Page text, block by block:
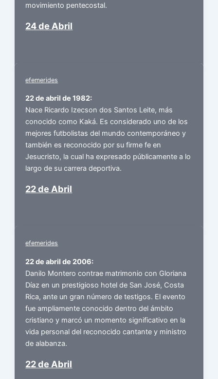
movimiento pentecostal.
24 de Abril
efemerides
22 de abril de 1982:
Nace Ricardo Izecson dos Santos Leite, más
conocido como Kaká. Es considerado uno de los
mejores futbolistas del mundo contemporáneo y
también es reconocido por su firme fe en
Jesucristo, la cual ha expresado públicamente a lo
largo de su carrera deportiva.
22 de Abril
efemerides
22 de abril de 2006:
Danilo Montero contrae matrimonio con Gloriana
Díaz en un prestigioso hotel de San José, Costa
Rica, ante un gran número de testigos. El evento
fue ampliamente conocido dentro del ámbito
cristiano y marcó un momento significativo en la
vida personal del reconocido cantante y ministro
de alabanza.
22 de Abril